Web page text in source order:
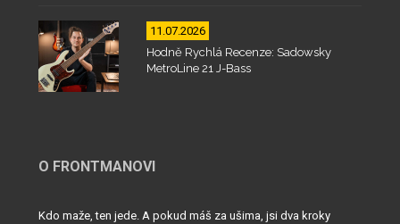
11.07.2026
Hodně Rychlá Recenze: Sadowsky
MetroLine 21 J-Bass
O FRONTMANOVI
Kdo maže, ten jede. A pokud máš za ušima, jsi dva kroky